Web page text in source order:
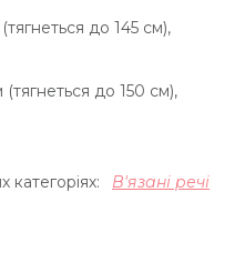
до 145 см),
до 150 см),
В'язані речі